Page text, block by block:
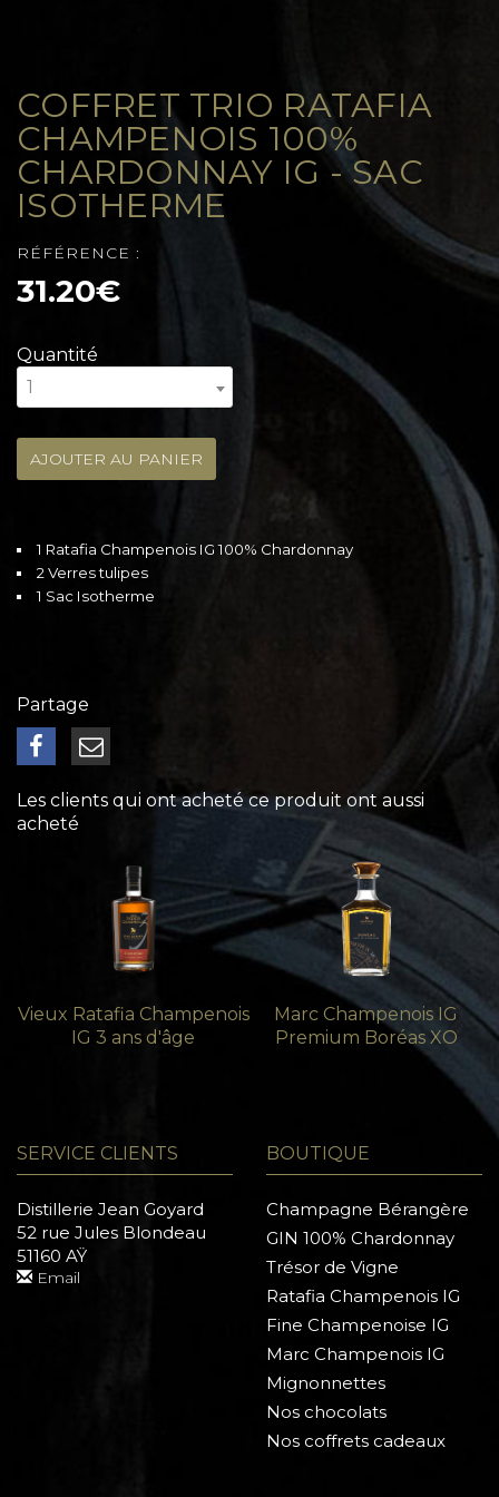
COFFRET TRIO RATAFIA
CHAMPENOIS 100%
CHARDONNAY IG - SAC
ISOTHERME
RÉFÉRENCE :
31.20€
Quantité
1
AJOUTER AU PANIER
1 Ratafia Champenois IG 100% Chardonnay
2 Verres tulipes
1 Sac Isotherme
Partage
Les clients qui ont acheté ce produit ont aussi
acheté
Vieux Ratafia Champenois
IG 3 ans d'âge
Marc Champenois IG
Premium Boréas XO
SERVICE CLIENTS
Distillerie Jean Goyard
52 rue Jules Blondeau
51160 AŸ
Email
BOUTIQUE
Champagne Bérangère
GIN 100% Chardonnay
Trésor de Vigne
Ratafia Champenois IG
Fine Champenoise IG
Marc Champenois IG
Mignonnettes
Nos chocolats
Nos coffrets cadeaux